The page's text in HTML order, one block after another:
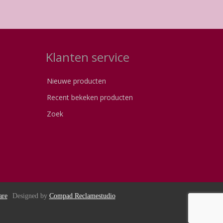
Klanten service
Nieuwe producten
Recent bekeken producten
Zoek
Designed by Compad Reclamestudio